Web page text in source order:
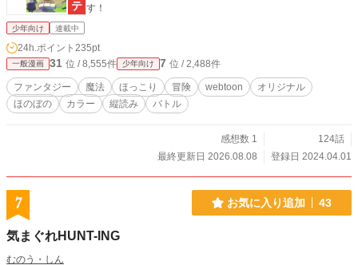
す！
少年向け 連載中
24h.ポイント 235pt
一般漫画 31 位 / 8,555件 少年向け 7 位 / 2,488件
ファンタジー 魔法 ほっこり 冒険 webtoon
オリジナル
ほのぼの
カラー 縦読み バトル
感想数 1
124話
最終更新日 2026.08.08
登録日 2024.04.01
7 お気に入り追加 43
気まぐれHUNT-ING
むのう・しん